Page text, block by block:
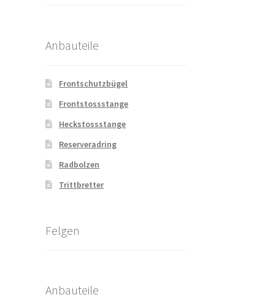
Anbauteile
Frontschutzbügel
Frontstossstange
Heckstossstange
Reserveradring
Radbolzen
Trittbretter
Felgen
Anbauteile